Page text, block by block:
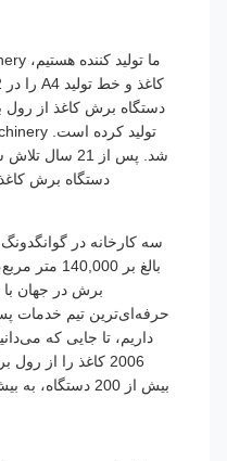
شد. پس از 21 سال
دستگاه برش کاغذ با
سه کارخانه در گوانگدونگ،
بالغ بر 140,000 متر
برش در جهان با
حرفه‌ای‌ترین تیم خدمات پس
داریم، تا جایی که
2006 کاغذ را از رول